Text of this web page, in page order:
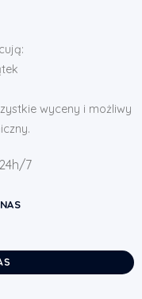
wyceny i możliwy
7